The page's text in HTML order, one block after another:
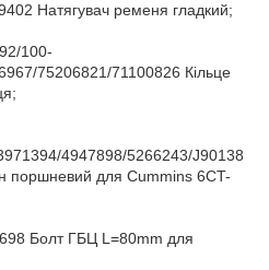
Натягувач ременя гладкий;
100-
75206821/71100826 Кільце
4947898/5266243/J90138
поршневий для Cummins 6CT-
Болт ГБЦ L=80mm для